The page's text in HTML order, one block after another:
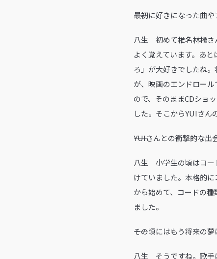
――最初に好きになった曲
八生 初めて椎名林檎さ
よく覚えています。あ
ろ」が大好きでしたね
が、映画のエンドロー
ので、そのままCDショ
した。そこからYUIさん
――YUIさんとの衝撃的な
八生 小学生の頃はコー
けていました。本格的
から始めて、コードの
ました。
――その頃にはもう将来の
八生 そうですね。歌手